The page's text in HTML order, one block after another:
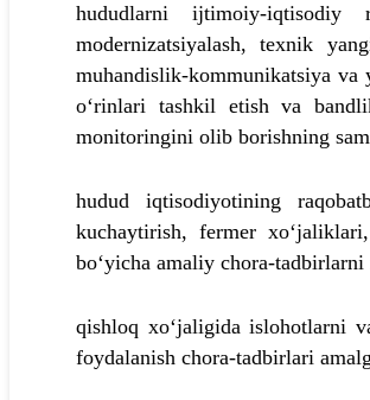
hududlarni ijtimoiy-iqtisodiy
modernizatsiyalash, texnik
muhandislik-kommunikatsiya
o‘rinlari tashkil etish va
monitoringini olib borishning
hudud iqtisodiyotining
kuchaytirish, fermer
bo‘yicha amaliy chora-
qishloq xo‘jaligida islohotlarni
foydalanish chora-tadbirlari